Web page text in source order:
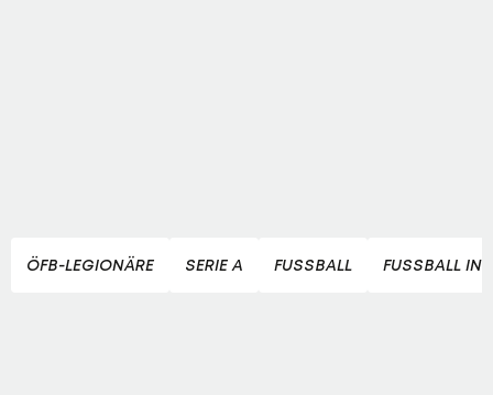
ÖFB-LEGIONÄRE SERIE A FUSSBALL FUSSBALL